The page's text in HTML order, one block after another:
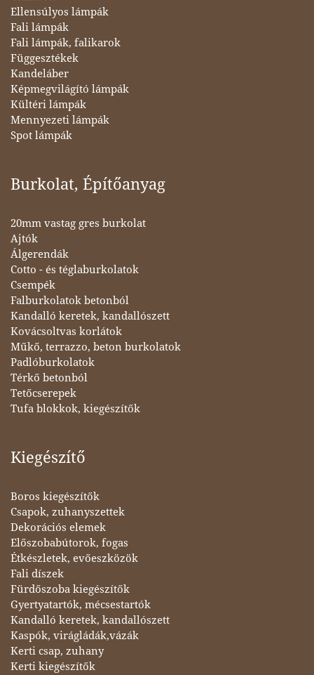
Ellensúlyos lámpák
Fali lámpák
Fali lámpák, falikarok
Függesztékek
Kandeláber
Képmegvilágító lámpák
Kültéri lámpák
Mennyezeti lámpák
Spot lámpák
Burkolat, Építőanyag
20mm vastag gres burkolat
Ajtók
Álgerendák
Cotto - és téglaburkolatok
Csempék
Falburkolatok betonból
Kandalló keretek, kandallószett
Kovácsoltvas korlátok
Műkő, terrazzo, beton burkolatok
Padlóburkolatok
Térkő betonból
Tetőcserepek
Tufa blokkok, kiegészítők
Kiegészítő
Boros kiegészítők
Csapok, zuhanyszettek
Dekorációs elemek
Előszobabútorok, fogas
Étkészletek, evőeszközök
Fali díszek
Fürdőszoba kiegészítők
Gyertyatartók, mécsestartók
Kandalló keretek, kandallószett
Kaspók, virágládák,vázák
Kerti csap, zuhany
Kerti kiegészítők